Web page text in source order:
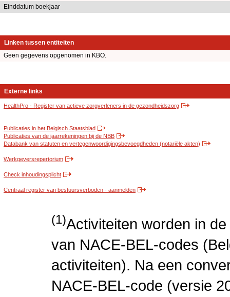
Einddatum boekjaar
Linken tussen entiteiten
Geen gegevens opgenomen in KBO.
Externe links
HealthPro - Register van actieve zorgverleners in de gezondheidszorg
Publicaties in het Belgisch Staatsblad
Publicaties van de jaarrekeningen bij de NBB
Databank van statuten en vertegenwoordigingsbevoegdheden (notariële akten)
Werkgeversrepertorium
Check inhoudingsplicht
Centraal register van bestuursverboden - aanmelden
(1)Activiteiten worden in
van NACE-BEL-codes
activiteiten). Na een
NACE-BEL-code (versie